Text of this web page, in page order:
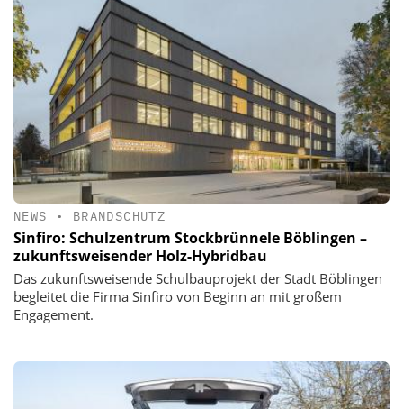
NEWS • BRANDSCHUTZ
Sinfiro: Schulzentrum Stockbrünnele Böblingen –
zukunftsweisender Holz-Hybridbau
Das zukunftsweisende Schulbauprojekt der Stadt Böblingen
begleitet die Firma Sinfiro von Beginn an mit großem
Engagement.